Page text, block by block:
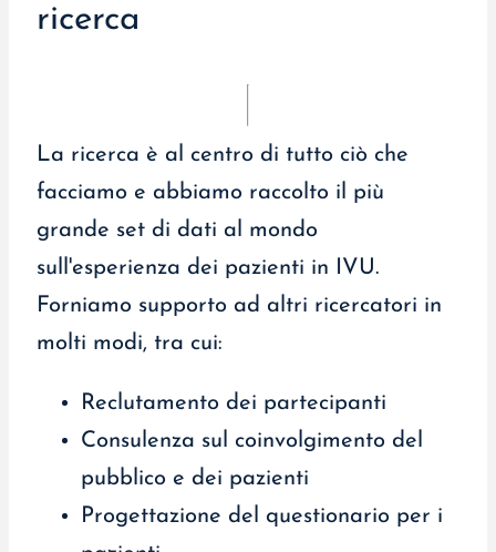
ricerca
La ricerca è al centro di tutto ciò che
facciamo e abbiamo raccolto il più
grande set di dati al mondo
sull'esperienza dei pazienti in IVU.
Forniamo supporto ad altri ricercatori in
molti modi, tra cui:
Reclutamento dei partecipanti
Consulenza sul coinvolgimento del
pubblico e dei pazienti
Progettazione del questionario per i